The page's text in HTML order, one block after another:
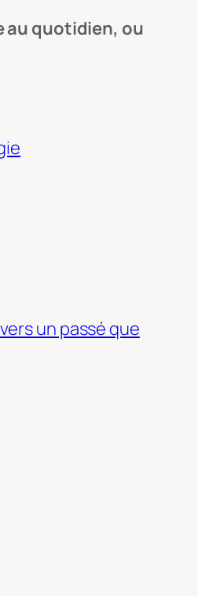
au quotidien, ou
un passé que